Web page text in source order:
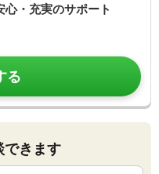
・充実のサポート
る
できます